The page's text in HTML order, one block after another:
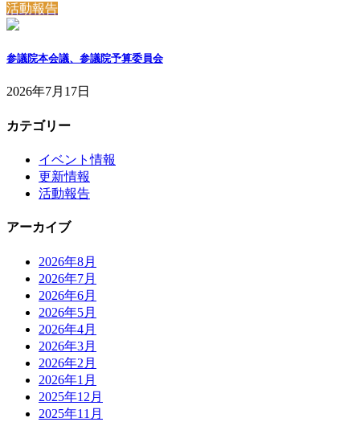
活動報告
参議院本会議、参議院予算委員会
2026年7月17日
カテゴリー
イベント情報
更新情報
活動報告
アーカイブ
2026年8月
2026年7月
2026年6月
2026年5月
2026年4月
2026年3月
2026年2月
2026年1月
2025年12月
2025年11月